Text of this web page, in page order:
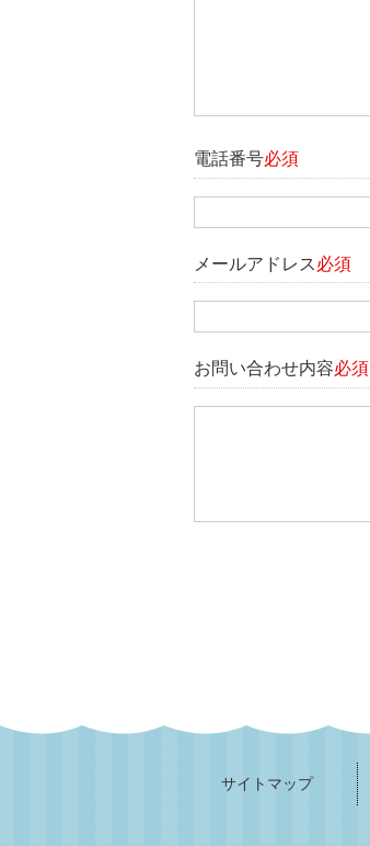
電話番号必須
メールアドレス必須
お問い合わせ内容必須
サイトマップ